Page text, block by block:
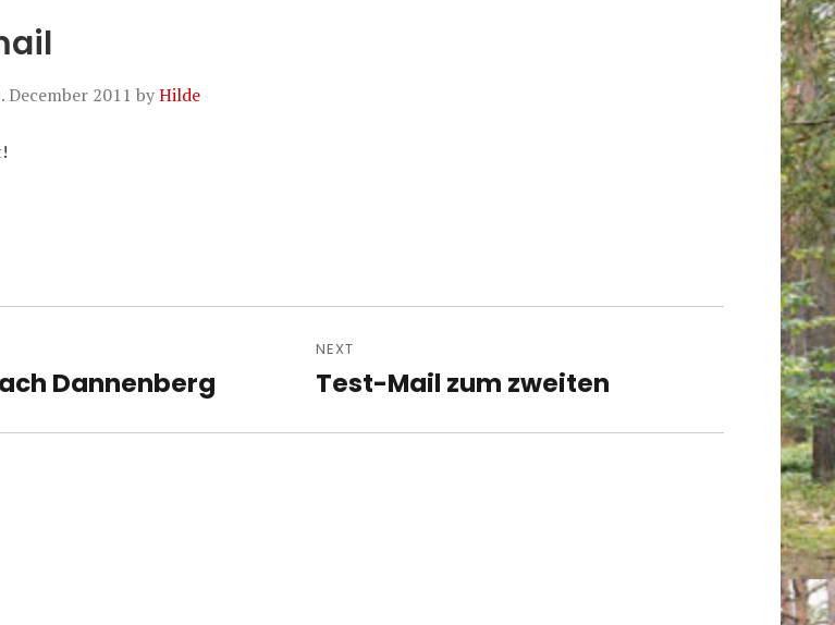
December 2011 byHilde
Dannenberg
NEXT
Next
Test-Mail zum zweiten